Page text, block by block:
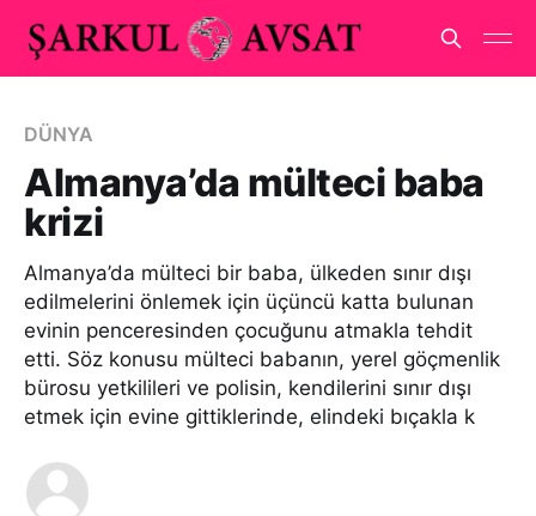
DÜNYA
Almanya’da mülteci baba
krizi
Almanya’da mülteci bir baba, ülkeden sınır dışı
edilmelerini önlemek için üçüncü katta bulunan
evinin penceresinden çocuğunu atmakla tehdit
etti. Söz konusu mülteci babanın, yerel göçmenlik
bürosu yetkilileri ve polisin, kendilerini sınır dışı
etmek için evine gittiklerinde, elindeki bıçakla k